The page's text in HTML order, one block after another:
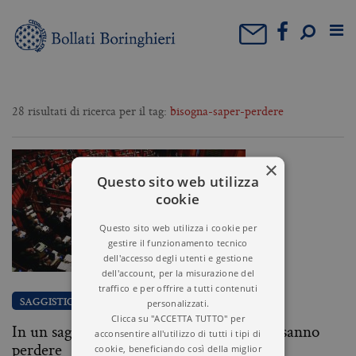
28 risultati di ricerca per il tag: bisogna-saper-perdere
SAGGISTICA
In un saggio le storie dei politici che non sanno
perdere
×
Questo sito web utilizza
cookie
Questo sito web utilizza i cookie per
gestire il funzionamento tecnico
dell'accesso degli utenti e gestione
dell'account, per la misurazione del
traffico e per offrire a tutti contenuti
personalizzati.
Clicca su "ACCETTA TUTTO" per
acconsentire all'utilizzo di tutti i tipi di
cookie, beneficiando così della miglior